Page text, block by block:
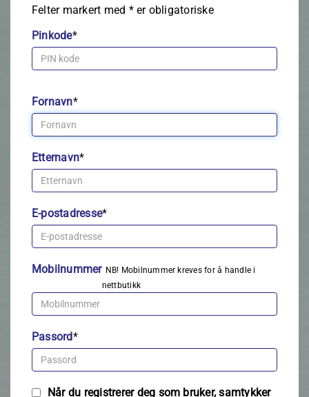
Felter markert med *er obligatoriske
Pinkode*
Fornavn*
Etternavn*
E-postadresse*
Mobilnummer NB! Mobilnummer kreves for å handle i
nettbutikk
Passord*
Når du registrerer deg som bruker, samtykker